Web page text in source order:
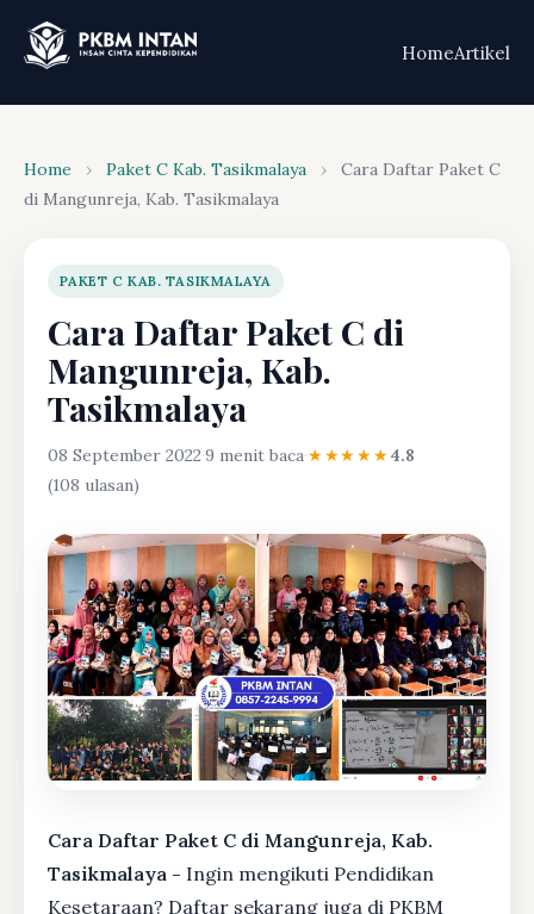
HomeArtikel
Home › Paket C Kab. Tasikmalaya ›
Cara Daftar Paket C
di Mangunreja, Kab. Tasikmalaya
PAKET C KAB. TASIKMALAYA
Cara Daftar Paket C di
Mangunreja, Kab.
Tasikmalaya
08 September 2022·9 menit baca·★★★★★4.8
(108 ulasan)
Cara Daftar Paket C di Mangunreja, Kab.
Tasikmalaya - Ingin mengikuti Pendidikan
Kesetaraan? Daftar sekarang juga di PKBM